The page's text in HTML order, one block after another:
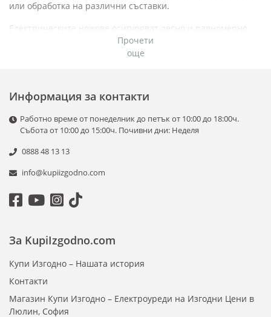
или обработка на различни съставки.
Електрическите ножове осигуряват лесно и равномерно
рязане на хляб, месо или замразени продукти, без излишно
натоварване. Кухненските роботи комбинират множество
рецепти.
С компактни дизайни, лесно управление и разнообразие от
приставки, тези уреди са подходящи за домакинства с
и кухненски роботи и открийте перфектното допълнение
Прочети
още
Информация за контакти
Работно време от понеделник до петък от 10:00 до 18:00ч.
Събота от 10:00 до 15:00ч. Почивни дни: Неделя
0888 48 13 13
info@kupiizgodno.com
За KupiIzgodno.com
Купи Изгодно – Нашата история
Контакти
Магазин Купи Изгодно – Електроуреди на Изгодни Цени в
Люлин, София